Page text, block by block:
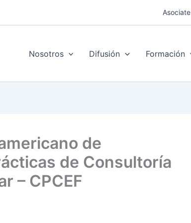
Asociate
Nosotros Difusión Formación
de
de Consultoría
– CPCEF